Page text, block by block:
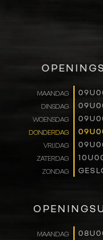
MAANDAG
DINSDAG
WOENSDAG
DONDERDAG
VRIJDAG
ZATERDAG
ZONDAG
MAANDAG